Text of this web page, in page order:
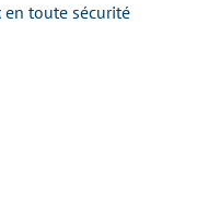
en toute sécurité